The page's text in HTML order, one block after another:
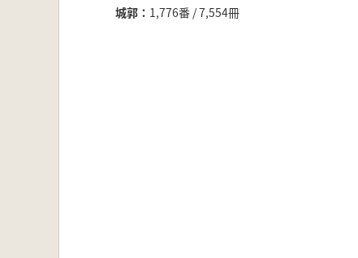
城郭
1,776番 / 7,554冊